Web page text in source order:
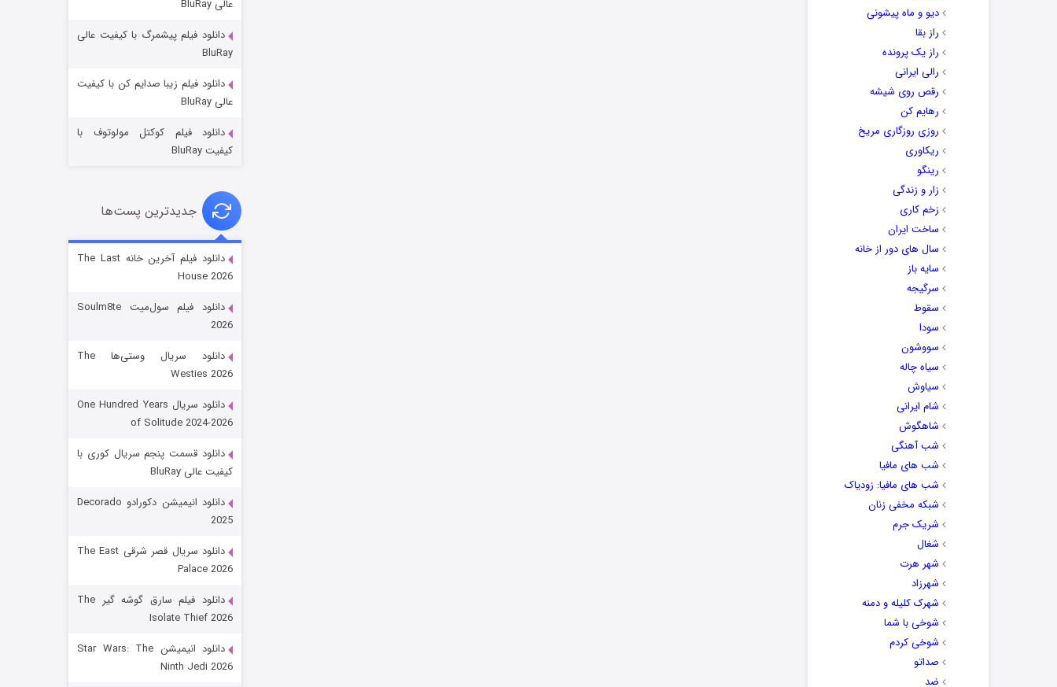
دیو و ماه پیشونی
راز بقا
راز یک پرونده
رالی ایرانی
رقص روی شیشه
رهایم کن
روزی روزگاری مریخ
ریکاوری
رینگو
زار و زندگی
زخم کاری
ساخت ایران
سال های دور از خانه
سایه باز
سرگیجه
سقوط
سودا
سووشون
سیاه چاله
سیاوش
شام ایرانی
شاهگوش
شب آهنگی
شب های مافیا
شب های مافیا: زودیاک
شبکه مخفی زنان
شریک جرم
شغال
شهر هرت
شهرزاد
شهرک کلیله و دمنه
شوخی با شما
شوخی کردم
صداتو
ضد
جادوگری در مغولستان
قسمت
رویایی برای تو
قسمت
عالی BluRay
دانلود فیلم پیشمرگ با کیفیت عالی
BluRay
دانلود فیلم زیبا صدایم کن با کیفیت
عالی BluRay
دانلود فیلم کوکتل مولوتوف با
کیفیت BluRay
جدیدترین پست‌ها
دانلود فیلم آخرین خانه The Last
House 2026
دانلود فیلم سول‌میت Soulm8te
2026
دانلود سریال وستی‌ها The
Westies 2026
دانلود سریال One Hundred Years
of Solitude 2024-2026
دانلود قسمت پنجم سریال کوری با
کیفیت عالی BluRay
دانلود انیمیشن دکورادو Decorado
2025
دانلود سریال قصر شرقی The East
Palace 2026
دانلود فیلم سارق گوشه گیر The
Isolate Thief 2026
دانلود انیمیشن Star Wars: The
Ninth Jedi 2026